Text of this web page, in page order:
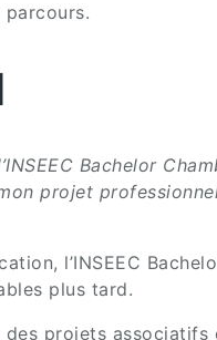
Bachelor
projet
l’INSEEC
plus tard.
des projets